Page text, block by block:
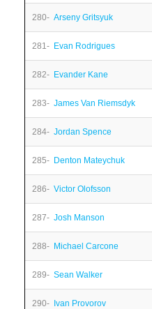
280- Arseny Gritsyuk
281- Evan Rodrigues
282- Evander Kane
283- James Van Riemsdyk
284- Jordan Spence
285- Denton Mateychuk
286- Victor Olofsson
287- Josh Manson
288- Michael Carcone
289- Sean Walker
290- Ivan Provorov